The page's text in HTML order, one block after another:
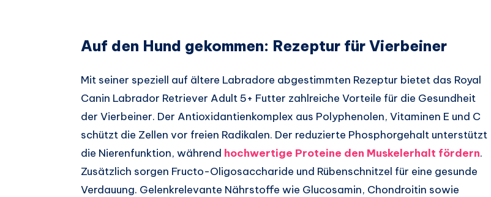
Auf den Hund gekommen: Rezeptur für Vierbeiner
Mit seiner speziell auf ältere Labradore abgestimmten Rezeptur bietet das Royal
Canin Labrador Retriever Adult 5+ Futter zahlreiche Vorteile für die Gesundheit
der Vierbeiner. Der Antioxidantienkomplex aus Polyphenolen, Vitaminen E und C
schützt die Zellen vor freien Radikalen. Der reduzierte Phosphorgehalt unterstützt
die Nierenfunktion, während hochwertige Proteine den Muskelerhalt fördern.
Zusätzlich sorgen Fructo-Oligosaccharide und Rübenschnitzel für eine gesunde
Verdauung. Gelenkrelevante Nährstoffe wie Glucosamin, Chondroitin sowie